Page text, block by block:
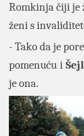
Romkinja čiji je
ženi s
- Tako da je
pomenuću i
je ona.